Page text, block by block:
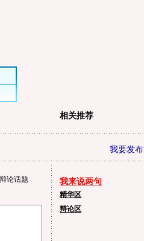
相关推荐
我要发布
论话题 我来说两句
精华区
辩论区